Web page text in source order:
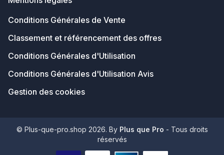
Conditions Générales de Vente
Classement et référencement des offres
Conditions Générales d'Utilisation
Conditions Générales d'Utilisation Avis
Gestion des cookies
© Plus-que-pro.shop 2026. By Plus que Pro - Tous droits
réservés